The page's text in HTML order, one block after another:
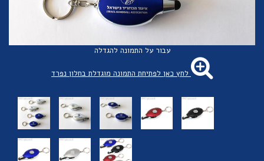
עבור על התמונה להגדלה
לחץ כאן לפתיחת התמונה מוגדלת בחלון נפרד